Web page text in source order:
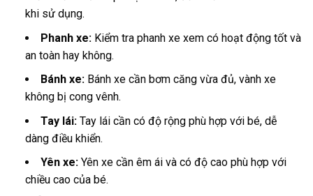
khi sử dụng.
Phanh xe: Kiểm tra phanh xe xem có hoạt động tốt và
an toàn hay không.
Bánh xe:Bánh xe cần bơm căng vừa đủ, vành xe
không bị cong vênh.
Tay lái:Tay lái cần có độ rộng phù hợp với bé, dễ
dàng điều khiển.
Yên xe: Yên xe cần êm ái và có độ cao phù hợp với
chiều cao của bé.